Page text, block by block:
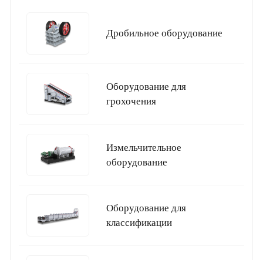
Дробильное оборудование
Оборудование для
грохочения
Измельчительное
оборудование
Оборудование для
классификации